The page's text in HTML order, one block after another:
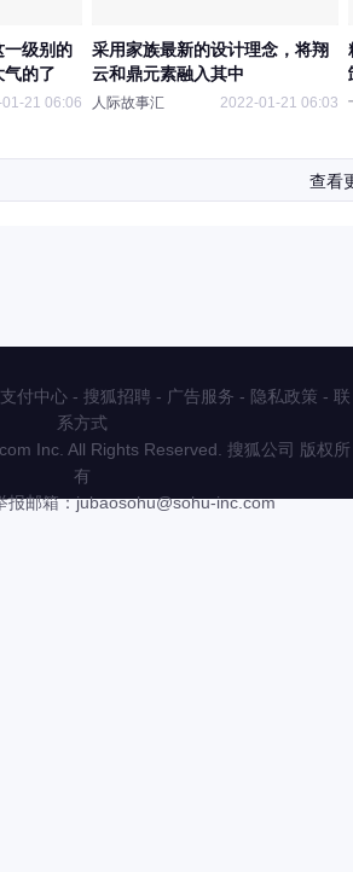
一级别的
的了
21 06:06
采用家族最新的设计理念，将翔
云和鼎元素融入其中
人际故事汇 2022-01-21 06:03
查看
支付中心 - 搜狐招聘 - 广告服务 - 隐私政策 - 联
系方式
Inc. All Rights Reserved. 搜狐公司 版权所
有
报邮箱：jubaosohu@sohu-inc.com